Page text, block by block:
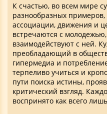
К счастью, во всем мире
разнообразных
ассоциации, движения и
встречаются с
взаимодействуют с ней.
преобладающий в
гипермедиа и
терпеливо учиться и
пути поиска истины,
критический взгляд.
воспринято как всего